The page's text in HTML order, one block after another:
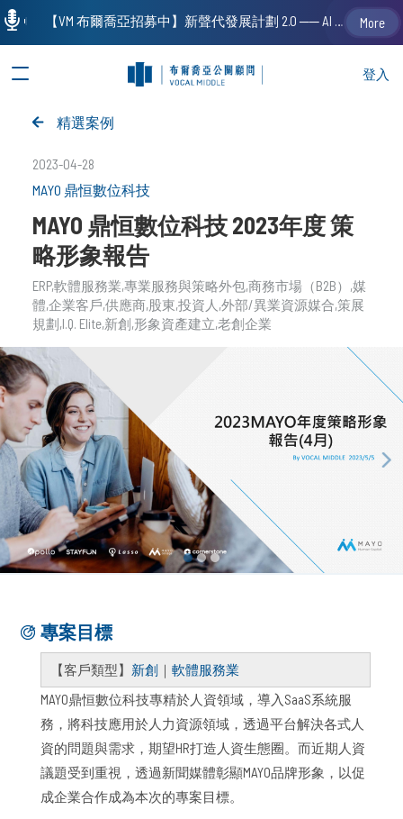
登入
精選案例
2023-04-28
MAYO 鼎恒數位科技
MAYO 鼎恒數位科技 2023年度 策
略形象報告
ERP軟體服務業 專業服務與策略外包 商務市場（B2B）
媒
體 企業客戶 供應商股東 投資人 外部/異業資源媒合 策展
規劃 I.Q. Elite新創 形象資產建立 老創企業
專案目標
【客戶類型】 新創｜ 軟體服務業
MAYO鼎恒數位科技專精於人資領域，導入SaaS系統服
務，將科技應用於人力資源領域，透過平台解決各式人
資的問題與需求，期望HR打造人資生態圈。而近期人資
議題受到重視，透過新聞媒體彰顯MAYO品牌形象，以促
成企業合作成為本次的專案目標。
【VM 布爾喬亞招募中】新聲代發展計劃 2.0 ── AI PR 人才加速養成計劃（歡迎「應屆畢業生」、「一年以下相關 / 三年以下非相關經驗工作者」申請加入） More